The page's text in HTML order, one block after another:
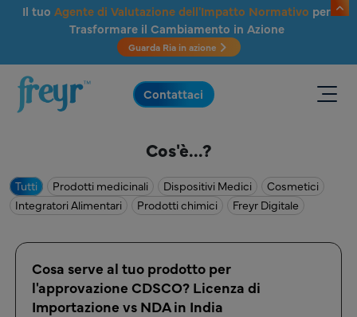
Salta al contenuto principale
Il tuo Agente di Valutazione dell'Impatto Normativo per
Trasformare il Cambiamento in Azione
Guarda Ria in azione
.
Contattaci
Cos'è...?
Tutti Prodotti medicinali Dispositivi Medici
Cosmetici
Integratori Alimentari
Prodotti chimici Freyr Digitale
Cosa serve al tuo prodotto per
l'approvazione CDSCO? Licenza di
Importazione vs NDA in India